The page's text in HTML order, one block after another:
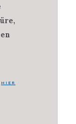
HIER